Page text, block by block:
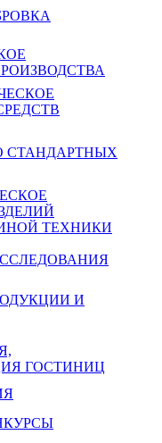
СТАНДАРТНЫХ
ТЕХНИКИ
И
ГОСТИНИЦ